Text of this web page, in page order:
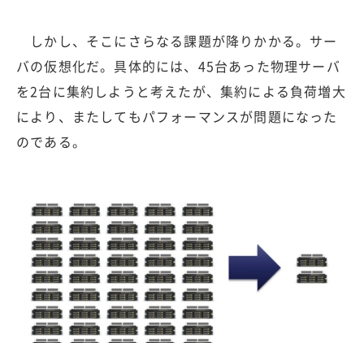
しかし、そこにさらなる課題が降りかかる。サー
バの仮想化だ。具体的には、45台あった物理サーバ
を2台に集約しようと考えたが、集約による負荷増大
により、またしてもパフォーマンスが問題になった
のである。